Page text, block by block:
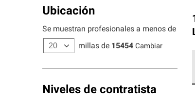
Ubicación
Se muestran profesionales a menos de
millas de 15454 Cambiar
Niveles de contratista